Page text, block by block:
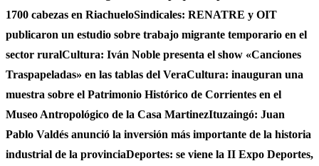
1700 cabezas en RiachueloSindicales: RENATRE y OIT
publicaron un estudio sobre trabajo migrante temporario en el
sector ruralCultura: Iván Noble presenta el show «Canciones
Traspapeladas» en las tablas del VeraCultura: inauguran una
muestra sobre el Patrimonio Histórico de Corrientes en el
Museo Antropológico de la Casa MartinezItuzaingó: Juan
Pablo Valdés anunció la inversión más importante de la historia
industrial de la provinciaDeportes: se viene la II Expo Deportes,